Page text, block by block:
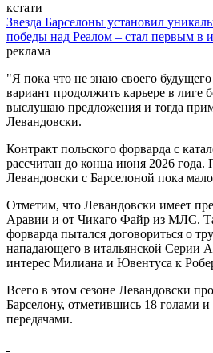
кстати
Звезда Барселоны установил
победы над Реалом – стал первым в
реклама
"Я пока что не знаю своего будущего
вариант продолжить карьере в лиге
выслушаю предложения и тогда
Левандовски.
Контракт польского форварда с
рассчитан до конца июня 2026 года.
Левандовски с Барселоной пока
Отметим, что Левандовски имеет
Аравии и от Чикаго Файр из МЛС.
форварда пытался договориться о
нападающего в итальянской Серии
интерес Милиана и Ювентуса к
Всего в этом сезоне Левандовски
Барселону, отметившись 18 голами и
передачами.